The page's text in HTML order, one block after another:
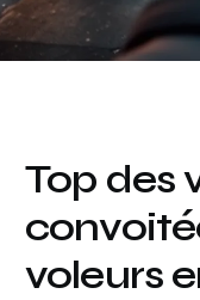
Top des
voleurs